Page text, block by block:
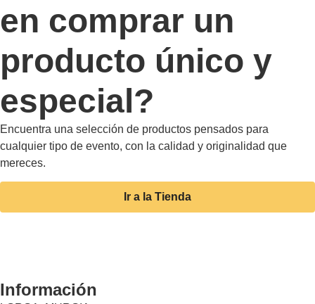
en comprar un
producto único y
especial?
Encuentra una selección de productos pensados para
cualquier tipo de evento, con la calidad y originalidad que
mereces.
Ir a la Tienda
Información